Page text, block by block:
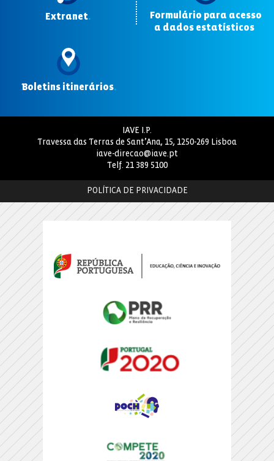
Extranet.
Formulário para acesso
a dados estatísticos
Boletins itinerários.
IAVE I.P.
Travessa das Terras de Sant’Ana, 15, 1250-269 Lisboa
iave-direcao@iave.pt
Telf. 21 389 5100
POLÍTICA DE PRIVACIDADE